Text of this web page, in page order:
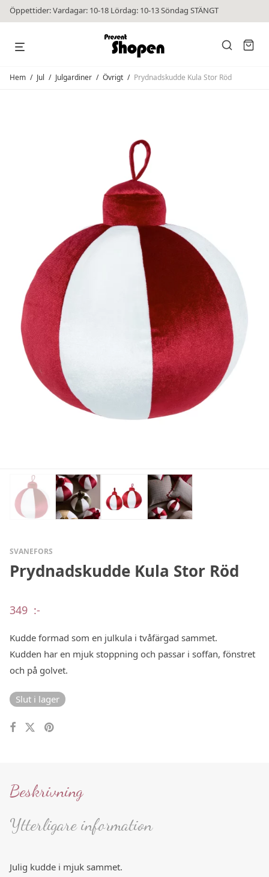
Öppettider: Vardagar: 10-18 Lördag: 10-13 Söndag STÄNGT
Hem / Jul / Julgardiner / Övrigt / Prydnadskudde Kula Stor Röd
SVANEFORS
Prydnadskudde Kula Stor Röd
349 :-
Kudde formad som en julkula i tvåfärgad sammet.
Kudden har en mjuk stoppning och passar i soffan, fönstret
och på golvet.
Slut i lager
Beskrivning
Ytterligare information
Julig kudde i mjuk sammet.